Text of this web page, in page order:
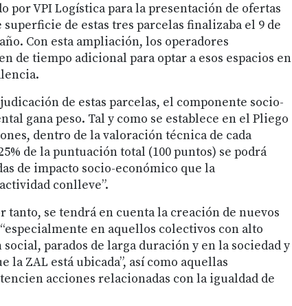
por VPI Logística para la presentación de ofertas
de estas tres parcelas finalizaba el 9 de
Con esta ampliación, los operadores
de tiempo adicional para optar a esos espacios en
de estas parcelas, el componente socio-
gana peso. Tal y como se establece en el Pliego
dentro de la valoración técnica de cada
de la puntuación total (100 puntos) se podrá
de impacto socio-económico que la
conlleve”.
tanto, se tendrá en cuenta la creación de nuevos
en aquellos colectivos con alto
parados de larga duración y en la sociedad y
la ZAL está ubicada”, así como aquellas
acciones relacionadas con la igualdad de